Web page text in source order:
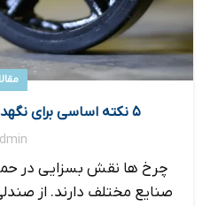
۵ نکته اساسی برای نگهداری از چرخ های صنعتی
چرخ ها نقش بسزایی در
صنایع مختلف دارند. از